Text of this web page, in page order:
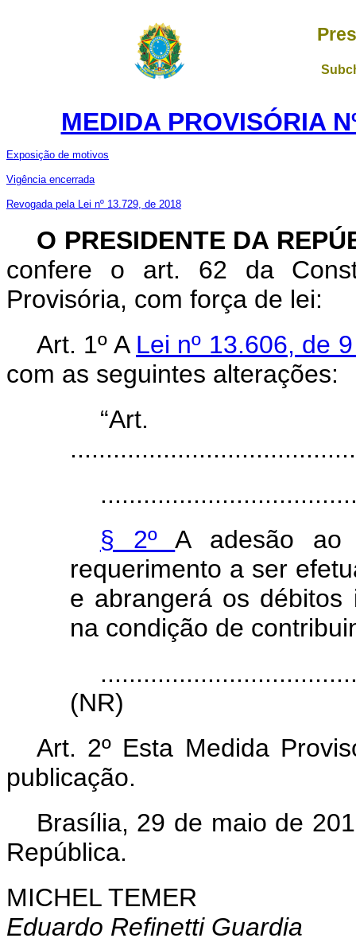
MEDIDA PROVISÓRIA
Exposição de motivos
Vigência encerrada
Revogada pela Lei nº 13.729, de 2018
O PRESIDENTE DA
confere o art. 62 da
Provisória, com força de lei:
Art. 1º A Lei nº 13.606, de
com as seguintes alterações:
§ 2ºA adesão ao
requerimento a ser
e abrangerá os débitos
na condição de
(NR)
Art. 2º Esta Medida
publicação.
Brasília, 29 de maio de
República.
MICHEL TEMER
Eduardo Refinetti Guardia